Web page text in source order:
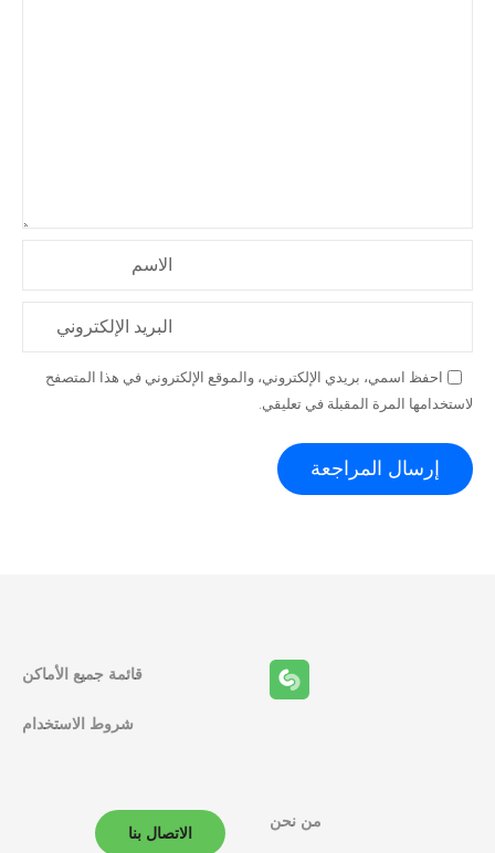
الاسم
البريد الإلكتروني
احفظ اسمي، بريدي الإلكتروني، والموقع الإلكتروني في هذا المتصفح
لاستخدامها المرة المقبلة في تعليقي.
قائمة جميع الأماكن
شروط الاستخدام
من نحن
الاتصال بنا